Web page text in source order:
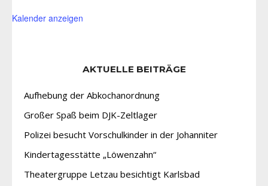
Kalender anzeigen
AKTUELLE BEITRÄGE
Aufhebung der Abkochanordnung
Großer Spaß beim DJK-Zeltlager
Polizei besucht Vorschulkinder in der Johanniter
Kindertagesstätte „Löwenzahn“
Theatergruppe Letzau besichtigt Karlsbad